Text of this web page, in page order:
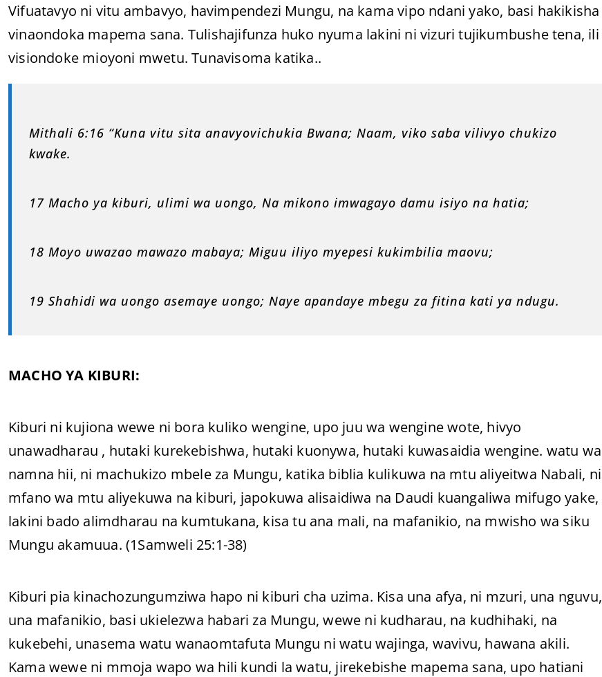
Vifuatavyo ni vitu ambavyo, havimpendezi Mungu, na kama vipo ndani yako, basi hakikisha
vinaondoka mapema sana. Tulishajifunza huko nyuma lakini ni vizuri tujikumbushe tena, ili
visiondoke mioyoni mwetu. Tunavisoma katika..
Mithali 6:16 “Kuna vitu sita anavyovichukia Bwana; Naam, viko saba vilivyo chukizo
kwake.
17 Macho ya kiburi, ulimi wa uongo, Na mikono imwagayo damu isiyo na hatia;
18 Moyo uwazao mawazo mabaya; Miguu iliyo myepesi kukimbilia maovu;
19 Shahidi wa uongo asemaye uongo; Naye apandaye mbegu za fitina kati ya ndugu.
MACHO YA KIBURI:
Kiburi ni kujiona wewe ni bora kuliko wengine, upo juu wa wengine wote, hivyo
unawadharau , hutaki kurekebishwa, hutaki kuonywa, hutaki kuwasaidia wengine. watu wa
namna hii, ni machukizo mbele za Mungu, katika biblia kulikuwa na mtu aliyeitwa Nabali, ni
mfano wa mtu aliyekuwa na kiburi, japokuwa alisaidiwa na Daudi kuangaliwa mifugo yake,
lakini bado alimdharau na kumtukana, kisa tu ana mali, na mafanikio, na mwisho wa siku
Mungu akamuua. (1Samweli 25:1-38)
Kiburi pia kinachozungumziwa hapo ni kiburi cha uzima. Kisa una afya, ni mzuri, una nguvu,
una mafanikio, basi ukielezwa habari za Mungu, wewe ni kudharau, na kudhihaki, na
kukebehi, unasema watu wanaomtafuta Mungu ni watu wajinga, wavivu, hawana akili.
Kama wewe ni mmoja wapo wa hili kundi la watu, jirekebishe mapema sana, upo hatiani